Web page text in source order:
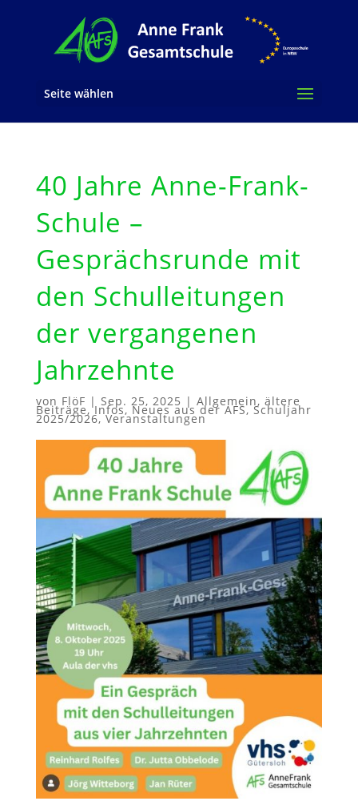
Seite wählen
40 Jahre Anne-Frank-
Schule –
Gesprächsrunde mit
den Schulleitungen
der vergangenen
Jahrzehnte
von FlöF | Sep. 25, 2025 | Allgemein, ältere
Beiträge,Infos,Neues aus der AFS,Schuljahr
2025/2026,Veranstaltungen